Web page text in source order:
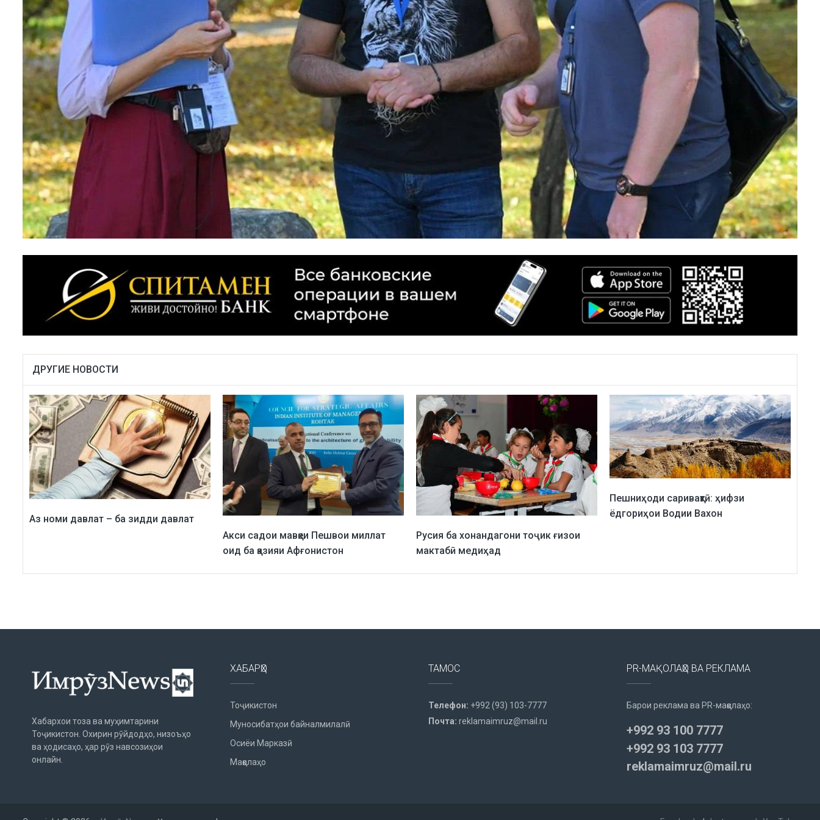
ДРУГИЕ НОВОСТИ
Аз номи давлат – ба зидди давлат
Акси садои мавқеи Пешвои миллат
оид ба қазияи Афғонистон
Русия ба хонандагони тоҷик ғизои
мактабӣ медиҳад
Пешниҳоди саривақтӣ: ҳифзи
ёдгориҳои Водии Вахон
Хабархои тоза ва муҳимтарини
Тоҷикистон. Охирин рӯйдодҳо, низоъҳо
ва ҳодисаҳо, ҳар рӯз навсозиҳои
онлайн.
ХАБАРҲО
Тоҷикистон
Муносибатҳои байналмилалӣ
Осиёи Марказӣ
Мақолаҳо
ТАМОС
Телефон: +992 (93) 103-7777
Почта: reklamaimruz@mail.ru
PR-МАҚОЛАҲО ВА РЕКЛАМА
Барои реклама ва PR-мақолаҳо:
+992 93 100 7777
+992 93 103 7777
reklamaimruz@mail.ru